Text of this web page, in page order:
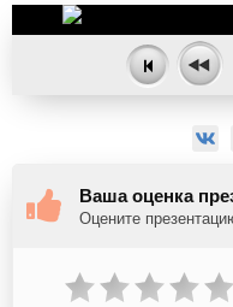
Ваша оценка
Оцените